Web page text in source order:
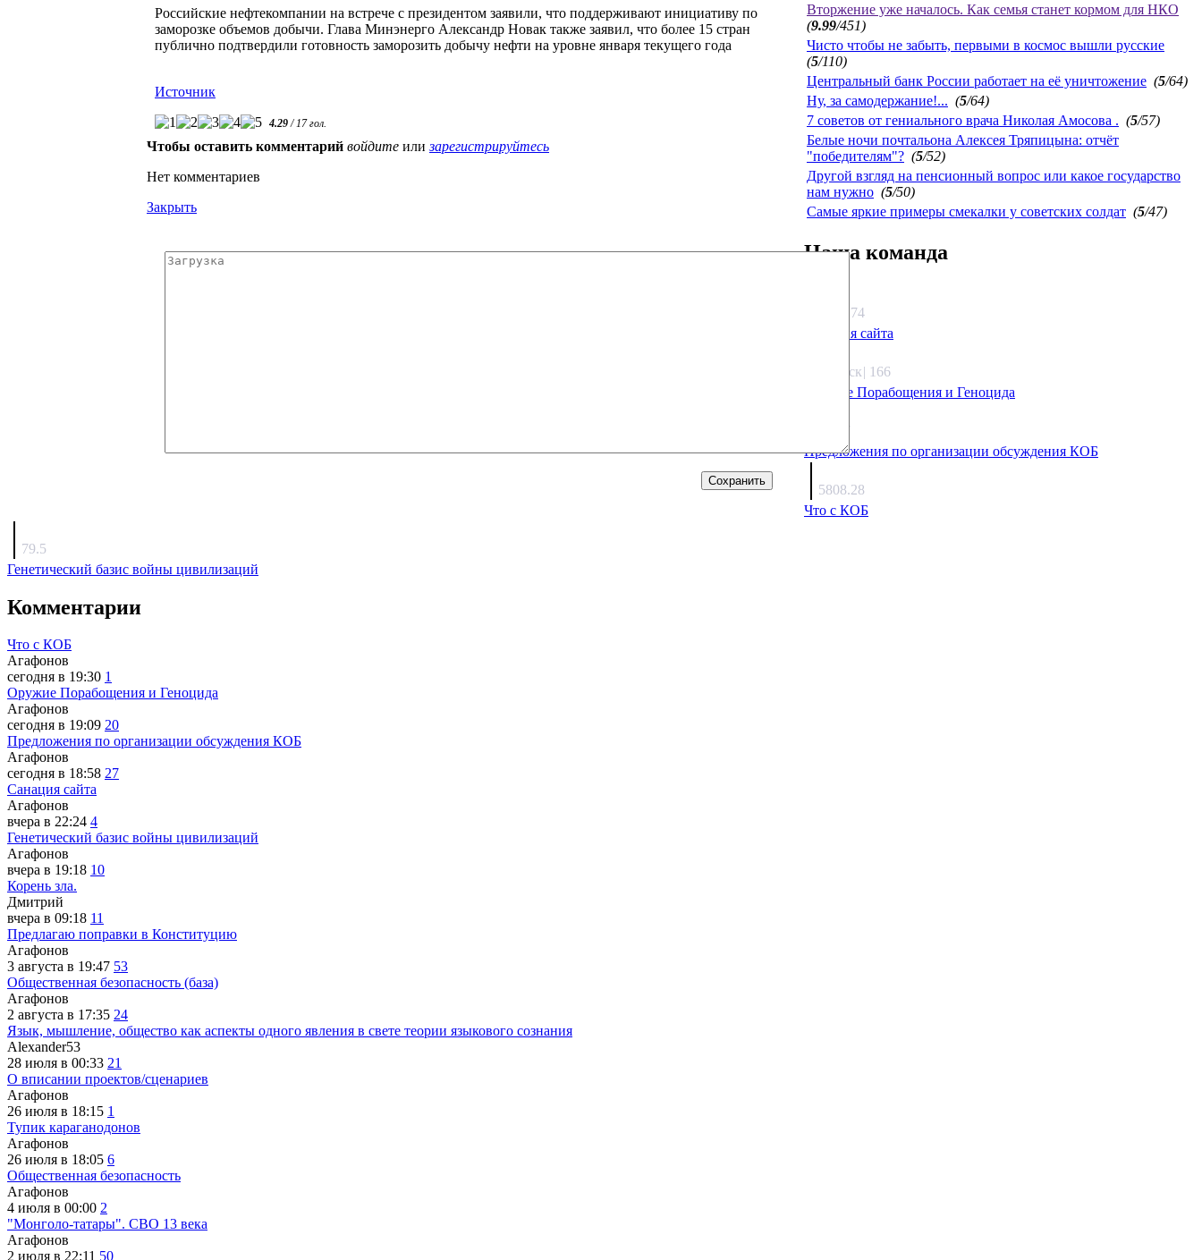
Российские нефтекомпании на встрече с президентом заявили, что поддерживают инициативу по
заморозке объемов добычи. Глава Минэнерго Александр Новак также заявил, что более 15 стран
публично подтвердили готовность заморозить добычу нефти на уровне января текущего года
Источник
4.29/17гол.
Чтобы оставить комментарий войдите илизарегистрируйтесь
Нет комментариев
Закрыть
Вторжение уже началось. Как семья станет кормом для НКО
(9.99/451)
Чисто чтобы не забыть, первыми в космос вышли русские
(5/110)
Центральный банк России работает на её уничтожение (5/64)
Ну, за самодержание!... (5/64)
7 советов от гениального врача Николая Амосова . (5/57)
Белые ночи почтальона Алексея Тряпицына: отчёт
"победителям"? (5/52)
Другой взгляд на пенсионный вопрос или какое государство
нам нужно (5/50)
Самые яркие примеры смекалки у советских солдат (5/47)
Наша команда
1332.74
Санация сайта
Якутск| 166
Оружие Порабощения и Геноцида
27.17
Предложения по организации обсуждения КОБ
5808.28
Что с КОБ
79.5
Генетический базис войны цивилизаций
Комментарии
Что с КОБ
Агафонов
сегодня в 19:30 1
Оружие Порабощения и Геноцида
Агафонов
сегодня в 19:09 20
Предложения по организации обсуждения КОБ
Агафонов
сегодня в 18:58 27
Санация сайта
Агафонов
вчера в 22:24 4
Генетический базис войны цивилизаций
Агафонов
вчера в 19:18 10
Корень зла.
Дмитрий
вчера в 09:18 11
Предлагаю поправки в Конституцию
Агафонов
3 августа в 19:47 53
Общественная безопасность (база)
Агафонов
2 августа в 17:35 24
Язык, мышление, общество как аспекты одного явления в свете теории языкового сознания
Alexander53
28 июля в 00:33 21
О вписании проектов/сценариев
Агафонов
26 июля в 18:15 1
Тупик караганодонов
Агафонов
26 июля в 18:05 6
Общественная безопасность
Агафонов
4 июля в 00:00 2
"Монголо-татары". СВО 13 века
Агафонов
2 июля в 22:11 50